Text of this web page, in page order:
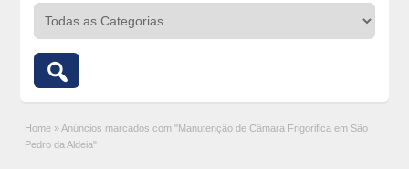
Home » Anúncios marcados com "Manutenção de Câmara Frigorifica em São
Pedro da Aldeia"